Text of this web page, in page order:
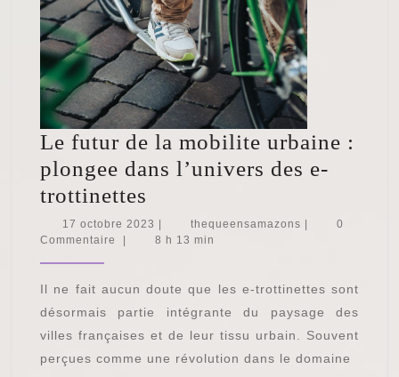
Le futur de la mobilite urbaine :
plongee dans l’univers des e-
trottinettes
futur
de
mobilite
urbaine
:
17 octobre 2023 17
octobre
thequeensamazons
0
Commentaire
8 h 13 min
Il ne fait aucun doute que les e-trottinettes sont
désormais partie intégrante du paysage des
villes françaises et de leur tissu urbain. Souvent
perçues comme une révolution dans le domaine